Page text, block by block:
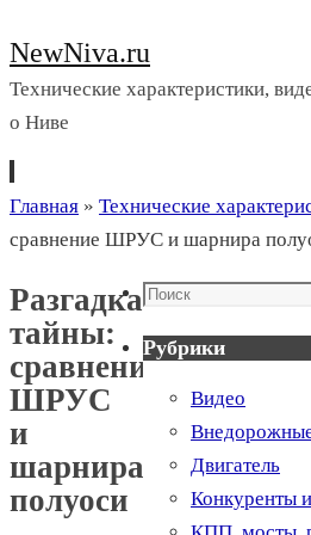
NewNiva.ru
Технические характеристики,
о Ниве
Перейти
к
Главная » Технические
сравнение ШРУС и шарнира
Разгадка
тайны:
сравнение
ШРУС
и
шарнира
полуоси
Поиск
Рубрики
Видео
Двигатель
Конкуренты